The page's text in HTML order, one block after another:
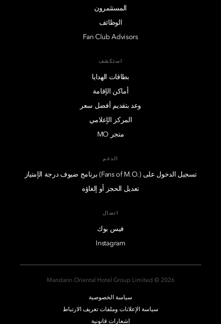
المستثمرون
الوظائف
Fan Club Advisors
استكشف
بطاقات الهدايا
أماكن الإقامة
وعد بتقديم أفضل سعر
المركز الإعلامي
متجر MO
الدعم
تسجيل الدخول على (.Fans of M.O) برنامج ضيوف درجة الإمتياز
تعديل الحجز أو إلغاؤه
اتصال
فيس بوك
Instagram
2026 © Mandarin Oriental Hotel Group Limited
سياسة الخصوصية
سياسة الإعلانات وملفات تعريف الارتباط
إشعارات قانونية